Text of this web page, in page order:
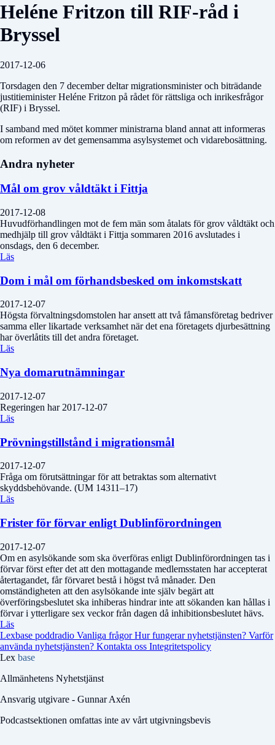
Heléne Fritzon till RIF-råd i
Bryssel
2017-12-06
Torsdagen den 7 december deltar migrationsminister och biträdande
justitieminister Heléne Fritzon på rådet för rättsliga och inrikesfrågor
(RIF) i Bryssel.
I samband med mötet kommer ministrarna bland annat att informeras
om reformen av det gemensamma asylsystemet och vidarebosättning.
Andra nyheter
Mål om grov våldtäkt i Fittja
2017-12-08
Huvudförhandlingen mot de fem män som åtalats för grov våldtäkt och
medhjälp till grov våldtäkt i Fittja sommaren 2016 avslutades i
onsdags, den 6 december.
Läs
Dom i mål om förhandsbesked om inkomstskatt
2017-12-07
Högsta förvaltningsdomstolen har ansett att två fåmansföretag bedriver
samma eller likartade verksamhet när det ena företagets djurbesättning
har överlåtits till det andra företaget.
Läs
Nya domarutnämningar
2017-12-07
Regeringen har 2017-12-07
Läs
Prövningstillstånd i migrationsmål
2017-12-07
Fråga om förutsättningar för att betraktas som alternativt
skyddsbehövande. (UM 14311–17)
Läs
Frister för förvar enligt Dublinförordningen
2017-12-07
Om en asylsökande som ska överföras enligt Dublinförordningen tas i
förvar först efter det att den mottagande medlemsstaten har accepterat
återtagandet, får förvaret bestå i högst två månader. Den
omständigheten att den asylsökande inte själv begärt att
överföringsbeslutet ska inhiberas hindrar inte att sökanden kan hållas i
förvar i ytterligare sex veckor från dagen då inhibitionsbeslutet hävs.
Läs
Lexbase poddradio Vanliga frågorHur fungerar nyhetstjänsten? Varför
använda nyhetstjänsten? Kontakta oss Integritetspolicy
Lex base
Allmänhetens Nyhetstjänst
Ansvarig utgivare - Gunnar Axén
Podcastsektionen omfattas inte av vårt utgivningsbevis